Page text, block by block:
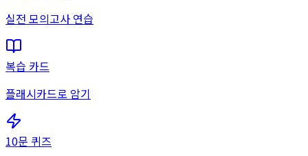
실전 모의고사 연습
복습 카드
플래시카드로 암기
10문 퀴즈